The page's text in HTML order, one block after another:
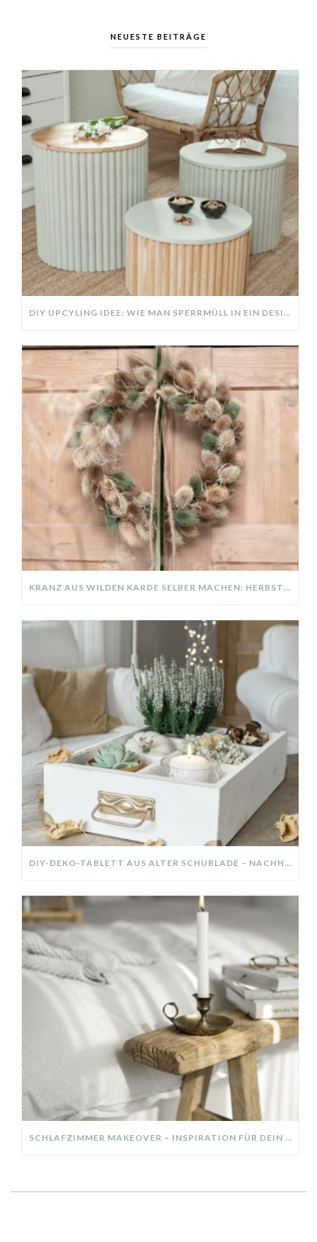
NEUESTE BEITRÄGE
DIY UPCYLING IDEE: WIE MAN SPERRMÜLL IN EIN DESIGNER TEIL VERWANDELT
KRANZ AUS WILDEN KARDE SELBER MACHEN: HERBSTDEKO GANZ EINFACH
DIY-DEKO-TABLETT AUS ALTER SCHUBLADE – NACHHALTIGE HERBSTDEKO SELBER MACHEN!
SCHLAFZIMMER MAKEOVER – INSPIRATION FÜR DEIN SCHLAFZIMMER: AUS ALT MACH NEU – HELL, GEMÜTLICH UND EINLADEND